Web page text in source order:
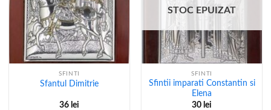
SFINTI
Sfantul Dimitrie
36 lei
STOC EPUIZAT
SFINTI
Sfintii imparati Constantin si
Elena
30 lei